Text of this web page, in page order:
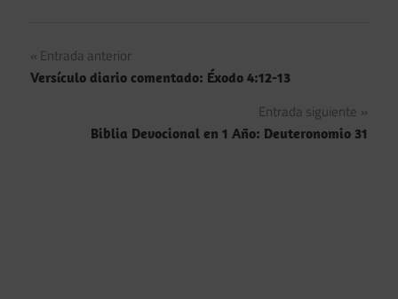
Navegación
de
entradas
Entrada anterior
Versículo diario comentado: Éxodo 4:12-13
Entrada siguiente
Biblia Devocional en 1 Año: Deuteronomio 31